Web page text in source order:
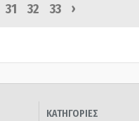
31 32 33 ›
ΚΑΤΗΓΟΡΙΕΣ